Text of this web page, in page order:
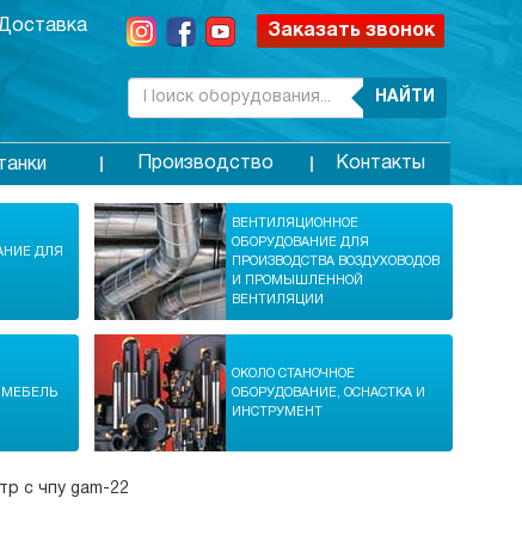
Заказать звонок
НАЙТИ
Производство Контакты
ДЛЯ
ВЕНТИЛЯЦИОННОЕ
ОБОРУДОВАНИЕ ДЛЯ
ПРОИЗВОДСТВА ВОЗДУХОВОДОВ
И ПРОМЫШЛЕННОЙ
ВЕНТИЛЯЦИИ
МЕБЕЛЬ
ОКОЛО СТАНОЧНОЕ
ОБОРУДОВАНИЕ, ОСНАСТКА И
ИНСТРУМЕНТ
с чпу gam-22